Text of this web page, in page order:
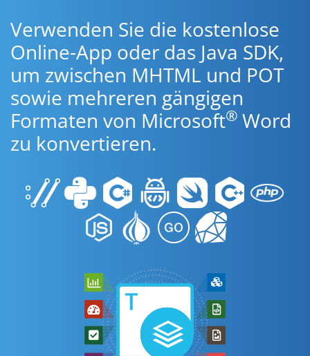
Verwenden Sie die kostenlose
Online-App oder das Java SDK,
um zwischen MHTML und POT
sowie mehreren gängigen
Formaten von Microsoft® Word
zu konvertieren.